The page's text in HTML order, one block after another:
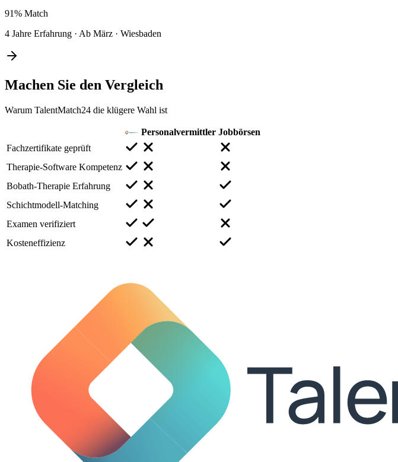
91% Match
4 Jahre Erfahrung · Ab März · Wiesbaden
Machen Sie den Vergleich
Warum TalentMatch24 die klügere Wahl ist
Personalvermittler Jobbörsen
Fachzertifikate geprüft
Therapie-Software Kompetenz
Bobath-Therapie Erfahrung
Schichtmodell-Matching
Examen verifiziert
Kosteneffizienz